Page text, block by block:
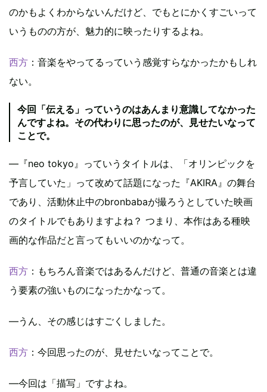
のかもよくわからないんだけど、でもとにかくすごいって
いうものの方が、魅力的に映ったりするよね。
西方 ：音楽をやってるっていう感覚すらなかったかもしれ
ない。
今回「伝える」っていうのはあんまり意識してなかった
んですよね。その代わりに思ったのが、見せたいなって
ことで。
―『neo tokyo』っていうタイトルは、「オリンピックを
予言していた」って改めて話題になった『AKIRA』の舞台
であり、活動休止中のbronbabaが撮ろうとしていた映画
のタイトルでもありますよね？ つまり、本作はある種映
画的な作品だと言ってもいいのかなって。
西方 ：もちろん音楽ではあるんだけど、普通の音楽とは違
う要素の強いものになったかなって。
―うん、その感じはすごくしました。
西方 ：今回思ったのが、見せたいなってことで。
―今回は「描写」ですよね。